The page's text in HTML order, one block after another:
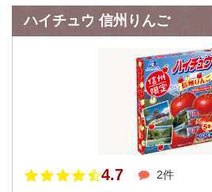
ハイチュウ 信州りんご
4.7 2件